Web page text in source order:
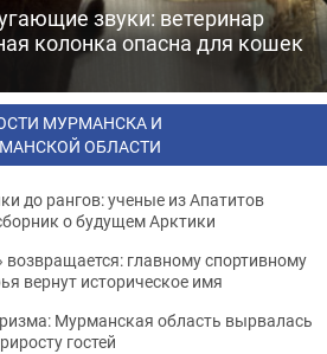
звуки: ветеринар
колонка опасна для кошек
МУРМАНСКА И
ОБЛАСТИ
до рангов: ученые из Апатитов
о будущем Арктики
главному спортивному
вернут историческое имя
Мурманская область вырвалась
гостей